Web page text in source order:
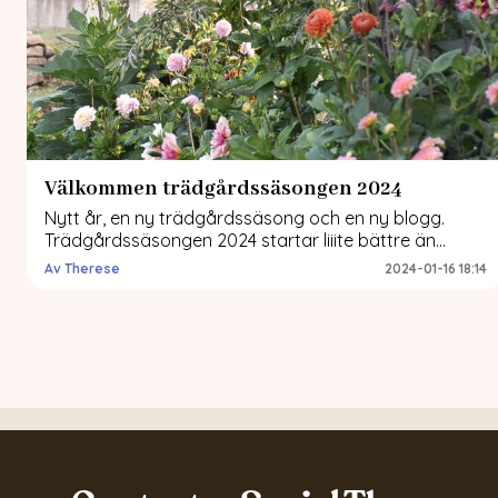
Välkommen trädgårdssäsongen 2024
Nytt år, en ny trädgårdssäsong och en ny blogg.
Trädgårdssäsongen 2024 startar liiite bättre än
förgående säsonger då jag från och med NU får dela
2024-01-16 18:14
Av Therese